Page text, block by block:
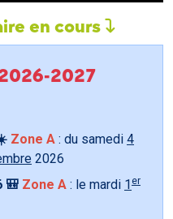
en cours
2027
Zone A : du samedi 4
2026
🎒 Zone A : le mardi 1 er